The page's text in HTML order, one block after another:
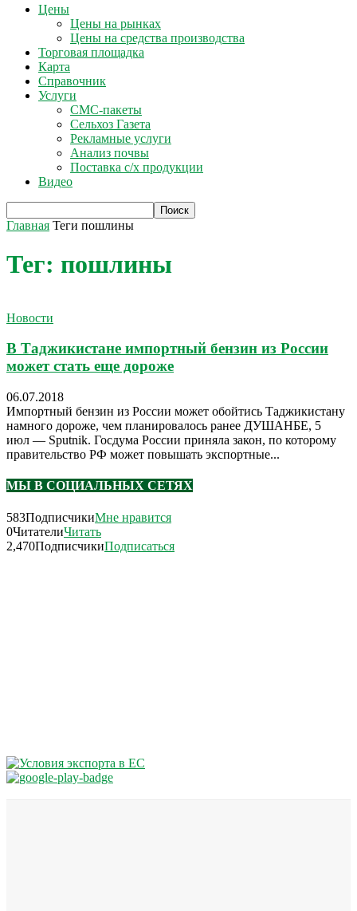
Цены
Цены на рынках
Цены на средства производства
Торговая площадка
Карта
Справочник
Услуги
СМС-пакеты
Сельхоз Газета
Рекламные услуги
Анализ почвы
Поставка с/х продукции
Видео
Главная Теги пошлины
Тег: пошлины
Новости
В Таджикистане импортный бензин из России
может стать еще дороже
06.07.2018
Импортный бензин из России может обойтись Таджикистану
намного дороже, чем планировалось ранее ДУШАНБЕ, 5
июл — Sputnik. Госдума России приняла закон, по которому
правительство РФ может повышать экспортные...
МЫ В СОЦИАЛЬНЫХ СЕТЯХ
583ПодписчикиМне нравится
0ЧитателиЧитать
2,470ПодписчикиПодписаться